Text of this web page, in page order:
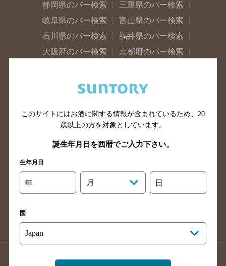
静岡県のバー検索
三重県のバー検索
岐阜県のバー検索
富山県のバー検索
石川県のバー検索
福井県のバー検索
大阪府のバー検索
京都府のバー検索
滋賀県のバー検索
和歌山県のバー検索
山口県のバー検索
鳥取県のバー検索
島根県のバー検索
徳島県のバー検索
香川県のバー検索
愛媛県のバー検索
高知県のバー検索
長崎県のバー検索
佐賀県のバー検索
大分県のバー検索
熊本県のバー検索
沖縄県のバー検索
店舗登録方法のご案内
店舗情報更新方法のご案内
このサイトにはお酒に関する情報が含まれているため、 20
歳以上の方を対象としています。
誕生年月日を西暦でご入力下さい。
生年月日
年 月 日
国